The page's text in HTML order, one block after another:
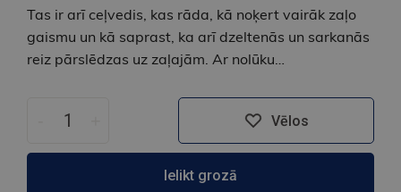
Tas ir arī ceļvedis, kas rāda, kā noķert vairāk zaļo
gaismu un kā saprast, ka arī dzeltenās un sarkanās
reiz pārslēdzas uz zaļajām. Ar nolūku…
Vēlos
Ielikt grozā